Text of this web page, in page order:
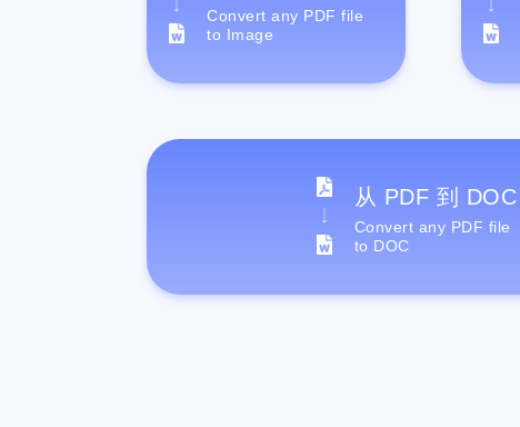
Convert any PDF file
to Image
从 PDF 到 DOC
Convert any PDF file
to DOC